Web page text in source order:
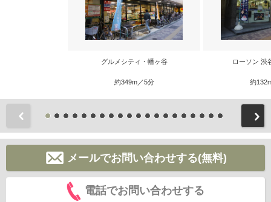
グルメシティ・幡ヶ谷
約349m／5分
ローソン 渋
約
メールでお問い合わせする(無料)
電話でお問い合わせする